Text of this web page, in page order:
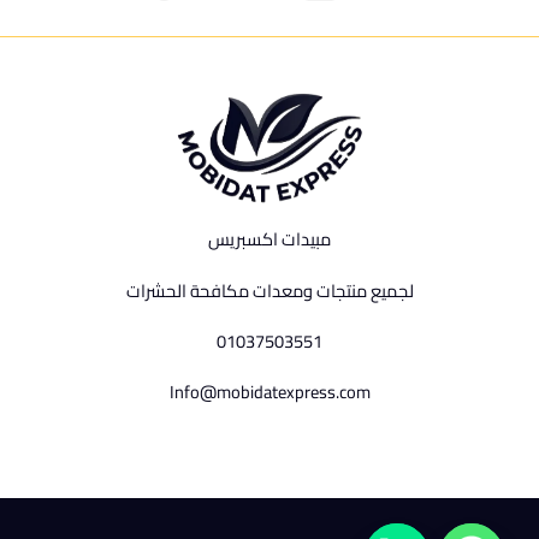
مبيدات اكسبريس
لجميع منتجات ومعدات مكافحة الحشرات
01037503551
Info@mobidatexpress.com